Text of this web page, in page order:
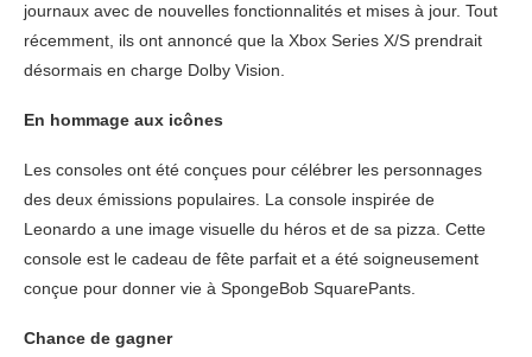
journaux avec de nouvelles fonctionnalités et mises à jour. Tout
récemment, ils ont annoncé que la Xbox Series X/S prendrait
désormais en charge Dolby Vision.
En hommage aux icônes
Les consoles ont été conçues pour célébrer les personnages
des deux émissions populaires. La console inspirée de
Leonardo a une image visuelle du héros et de sa pizza. Cette
console est le cadeau de fête parfait et a été soigneusement
conçue pour donner vie à SpongeBob SquarePants.
Chance de gagner